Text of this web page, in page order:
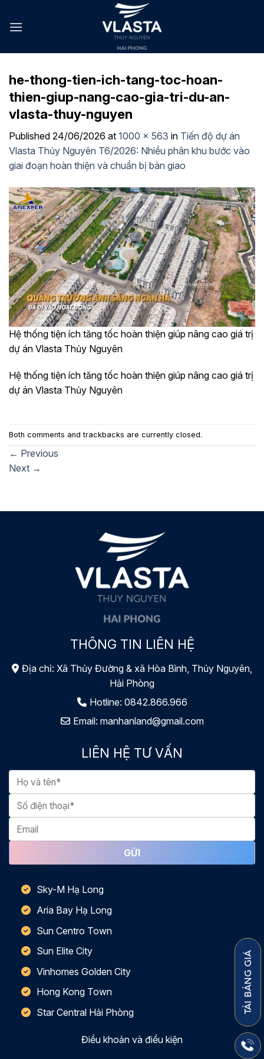
he-thong-tien-ich-tang-toc-hoan-
thien-giup-nang-cao-gia-tri-du-an-
vlasta-thuy-nguyen
Published 24/06/2026 at 1000 × 563 in Tiến độ dự án
Vlasta Thủy Nguyên T6/2026: Nhiều phân khu bước vào
giai đoạn hoàn thiện và chuẩn bị bàn giao
Hệ thống tiện ích tăng tốc hoàn thiện giúp nâng cao giá trị
dự án Vlasta Thủy Nguyên
Hệ thống tiện ích tăng tốc hoàn thiện giúp nâng cao giá trị
dự án Vlasta Thủy Nguyên
Both comments and trackbacks are currently closed.
← Previous
Next →
THÔNG TIN LIÊN HỆ
Địa chỉ: Xã Thủy Đường & xã Hòa Bình, Thủy Nguyên,
Hải Phòng
Hotline: 0842.866.966
Email: manhanland@gmail.com
LIÊN HỆ TƯ VẤN
Sky-M Hạ Long
Aria Bay Hạ Long
Sun Centro Town
Sun Elite City
Vinhomes Golden City
Hong Kong Town
Star Central Hải Phòng
Điều khoản và điều kiện
TẢI BẢNG GIÁ